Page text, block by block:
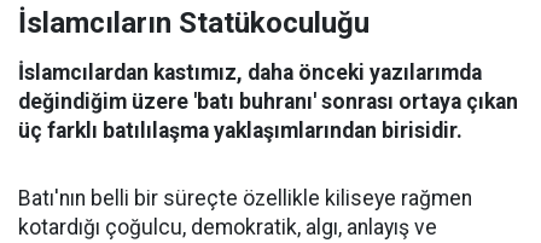
İslamcıların Statükoculuğu
İslamcılardan kastımız, daha önceki yazılarımda
değindiğim üzere 'batı buhranı' sonrası ortaya çıkan
üç farklı batılılaşma yaklaşımlarından birisidir.
Batı'nın belli bir süreçte özellikle kiliseye rağmen
kotardığı çoğulcu, demokratik, algı, anlayış ve